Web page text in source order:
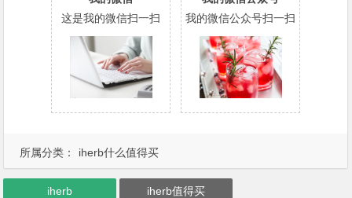
所属分类： iherb什么值得买
这是我的微信扫一扫
我的微信公众号扫一扫
iherb iherb值得买